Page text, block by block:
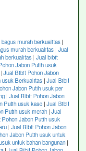
murah berkualitas |
murah berkualitas | Jual
berkualitas | Jual bibit
Jabon Putih usuk
| Jual Bibit Pohon Jabon
usuk Berkualitas | Jual Bibit
Jabon Putih usuk per
| Jual Bibit Pohon Jabon
Putih usuk kaso | Jual Bibit
Putih usuk merah | Jual
Jabon Putih usuk
| Jual Bibit Pohon Jabon
Jabon Putih usuk untuk
untuk bahan bangunan |